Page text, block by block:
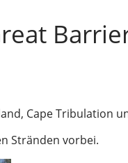
Cape Tribulation
Stränden vorbei.